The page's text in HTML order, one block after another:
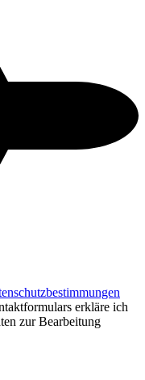
erkläre ich
zur Bearbeitung